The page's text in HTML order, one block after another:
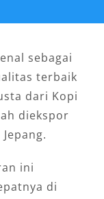
sebagai
terbaik
dari Kopi
diekspor
ini
di